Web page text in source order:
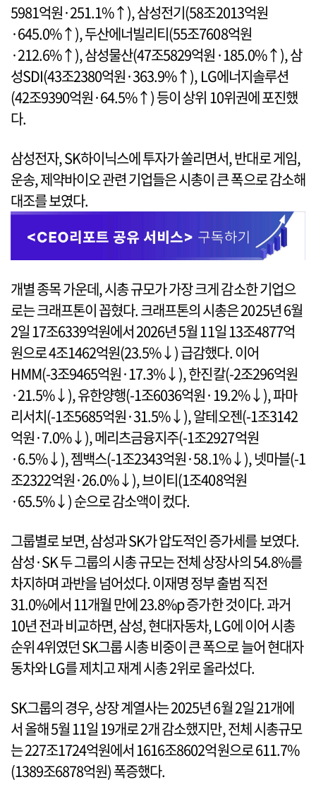
5981억원·251.1%↑), 삼성전기(58조2013억원
·645.0%↑), 두산에너빌리티(55조7608억원
·212.6%↑), 삼성물산(47조5829억원·185.0%↑), 삼
성SDI(43조2380억원·363.9%↑), LG에너지솔루션
(42조9390억원·64.5%↑) 등이 상위 10위권에 포진했
다.
삼성전자, SK하이닉스에 투자가 쏠리면서, 반대로 게임,
운송, 제약바이오 관련 기업들은 시총이 큰 폭으로 감소해
대조를 보였다.
개별 종목 가운데, 시총 규모가 가장 크게 감소한 기업으
로는 크래프톤이 꼽혔다. 크래프톤의 시총은 2025년 6월
2일 17조6339억원에서 2026년 5월 11일 13조4877억
원으로 4조1462억원(23.5%↓) 급감했다. 이어
HMM(-3조9465억원·17.3%↓), 한진칼(-2조296억원
·21.5%↓), 유한양행(-1조6036억원·19.2%↓), 파마
리서치(-1조5685억원·31.5%↓), 알테오젠(-1조3142
억원·7.0%↓), 메리츠금융지주(-1조2927억원
·6.5%↓), 젬백스(-1조2343억원·58.1%↓), 넷마블(-1
조2322억원·26.0%↓), 브이티(1조408억원
·65.5%↓) 순으로 감소액이 컸다.
그룹별로 보면, 삼성과 SK가 압도적인 증가세를 보였다.
삼성·SK 두 그룹의 시총 규모는 전체 상장사의 54.8%를
차지하며 과반을 넘어섰다. 이재명 정부 출범 직전
31.0%에서 11개월 만에 23.8%p 증가한 것이다. 과거
10년 전과 비교하면, 삼성, 현대자동차, LG에 이어 시총
순위 4위였던 SK그룹 시총 비중이 큰 폭으로 늘어 현대자
동차와 LG를 제치고 재계 시총 2위로 올라섰다.
SK그룹의 경우, 상장 계열사는 2025년 6월 2일 21개에
서 올해 5월 11일 19개로 2개 감소했지만, 전체 시총규모
는 227조1724억원에서 1616조8602억원으로 611.7%
(1389조6878억원) 폭증했다.